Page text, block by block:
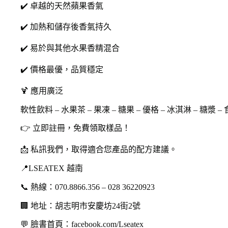
✔️ 卓越的天然蘋果香氣
✔️ 加熱和儲存後香氣持久
✔️ 易於與其他水果香精混合
✔️ 價格最優，品質穩定
🍹 應用廣泛
軟性飲料 – 水果茶 – 果凍 – 糖果 – 優格 – 冰淇淋 – 糖漿 –
👉 立即註冊，免費領取樣品！
📩 私訊我們，取得適合您產品的配方建議。
📍LSEATEX 越南
📞 熱線：070.8866.356 – 028 36220923
🏢 地址：胡志明市安慶坊24街2號
💬 臉書首頁：facebook.com/Lseatex